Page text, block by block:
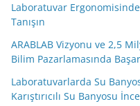
Laboratuvar
Tanışın
ARABLAB Vizyonu ve 2,5
Bilim Pazarlamasında
Laboratuvarlarda Su
Karıştırıcılı Su Banyosu